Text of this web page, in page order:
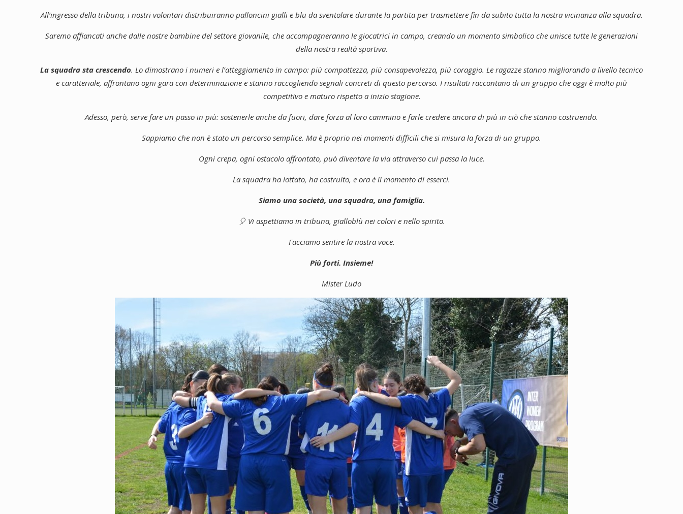
All’ingresso della tribuna, i nostri volontari distribuiranno palloncini gialli e blu da sventolare durante la partita per trasmettere fin da subito tutta la nostra vicinanza alla squadra.
Saremo affiancati anche dalle nostre bambine del settore giovanile, che accompagneranno le giocatrici in campo, creando un momento simbolico che unisce tutte le generazioni
della nostra realtà sportiva.
La squadra sta crescendo. Lo dimostrano i numeri e l’atteggiamento in campo: più compattezza, più consapevolezza, più coraggio. Le ragazze stanno migliorando a livello tecnico
e caratteriale, affrontano ogni gara con determinazione e stanno raccogliendo segnali concreti di questo percorso. I risultati raccontano di un gruppo che oggi è molto più
competitivo e maturo rispetto a inizio stagione.
Adesso, però, serve fare un passo in più: sostenerle anche da fuori, dare forza al loro cammino e farle credere ancora di più in ciò che stanno costruendo.
Sappiamo che non è stato un percorso semplice. Ma è proprio nei momenti difficili che si misura la forza di un gruppo.
Ogni crepa, ogni ostacolo affrontato, può diventare la via attraverso cui passa la luce.
La squadra ha lottato, ha costruito, e ora è il momento di esserci.
Siamo una società, una squadra, una famiglia.
🎈 Vi aspettiamo in tribuna, gialloblù nei colori e nello spirito.
Facciamo sentire la nostra voce.
Più forti. Insieme!
Mister Ludo